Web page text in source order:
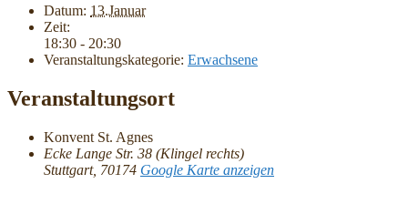
Datum: 13.Januar
Zeit:
18:30 - 20:30
Veranstaltungskategorie: Erwachsene
Veranstaltungsort
Konvent St. Agnes
Ecke Lange Str. 38 (Klingel rechts)
Stuttgart, 70174 Google Karte anzeigen